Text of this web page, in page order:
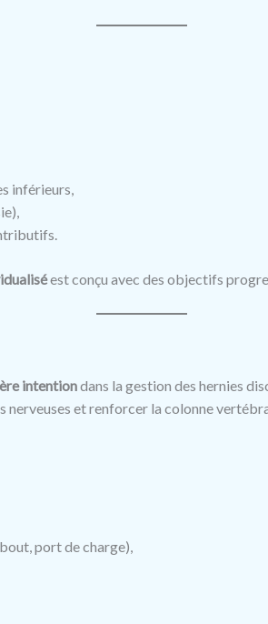
inférieurs,
est conçu avec des objectifs
intentiondans la gestion des hernies
et renforcer la colonne
port de charge),